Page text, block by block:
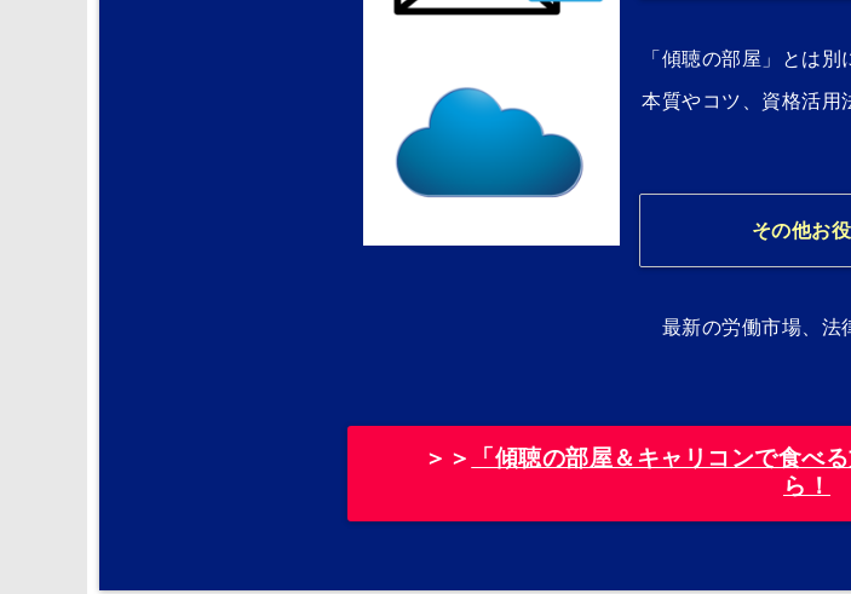
「傾聴の部屋」とは
本質やコツ、資格活用
その他お
最新の労働市場、法
＞＞
「傾聴の部屋＆キャリコンで食べ
ら！